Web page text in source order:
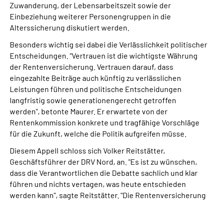
Zuwanderung, der Lebensarbeitszeit sowie der
Einbeziehung weiterer Personengruppen in die
Alterssicherung diskutiert werden.
Besonders wichtig sei dabei die Verlässlichkeit politischer
Entscheidungen. "Vertrauen ist die wichtigste Währung
der Rentenversicherung. Vertrauen darauf, dass
eingezahlte Beiträge auch künftig zu verlässlichen
Leistungen führen und politische Entscheidungen
langfristig sowie generationengerecht getroffen
werden", betonte Maurer. Er erwartete von der
Rentenkommission konkrete und tragfähige Vorschläge
für die Zukunft, welche die Politik aufgreifen müsse.
Diesem Appell schloss sich Volker Reitstätter,
Geschäftsführer der DRV Nord, an. "Es ist zu wünschen,
dass die Verantwortlichen die Debatte sachlich und klar
führen und nichts vertagen, was heute entschieden
werden kann", sagte Reitstätter. "Die Rentenversicherung